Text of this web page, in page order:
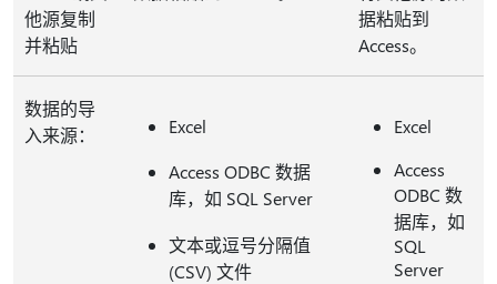
他源复制
并粘贴
据粘贴到
Access。
数据的导
入来源：
Excel
Access ODBC 数据
库，如 SQL Server
文本或逗号分隔值
(CSV) 文件
Excel
Access
ODBC 数
据库，如
SQL
Server